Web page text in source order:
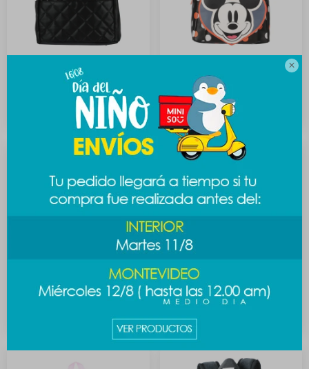

Mochila capitoneada
diamante - negro
Mochila orejitas Disney
$ 1.889
Mochila infantil - dinosaurio Mochila clásica arcoiris
$ 499